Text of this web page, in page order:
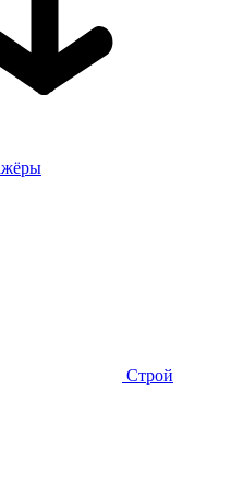
Строй